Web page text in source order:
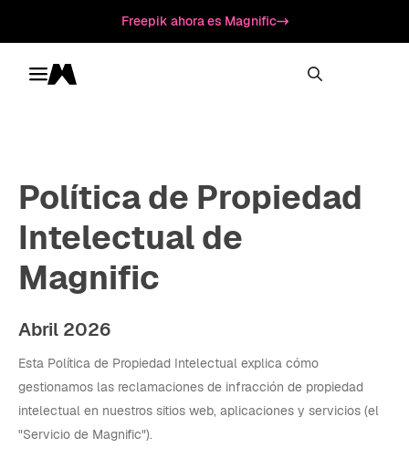
Freepik ahora es Magnific
Toggle menu
Magnific
Política de Propiedad
Intelectual de
Magnific
Abril 2026
Esta Política de Propiedad Intelectual explica cómo
gestionamos las reclamaciones de infracción de propiedad
intelectual en nuestros sitios web, aplicaciones y servicios (el
"Servicio de Magnific").